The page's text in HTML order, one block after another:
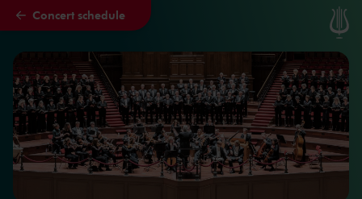
Skip to main content
Concert schedule